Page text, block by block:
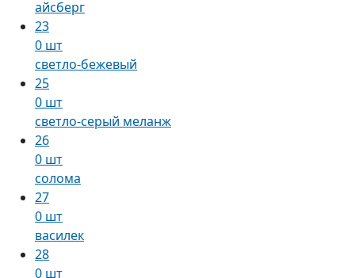
айсберг
23
0 шт
светло-бежевый
25
0 шт
светло-серый меланж
26
0 шт
солома
27
0 шт
василек
28
0 шт